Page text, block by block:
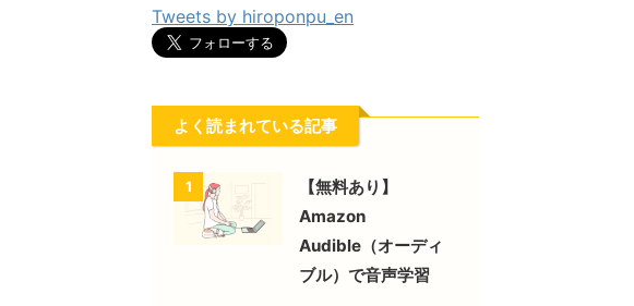
Tweets by hiroponpu_en
よく読まれている記事
1
【無料あり】
Amazon
Audible（オーディ
ブル）で音声学習